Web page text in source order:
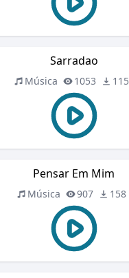
Sarradao
Música 1053 115
Pensar Em Mim
Música 907 158